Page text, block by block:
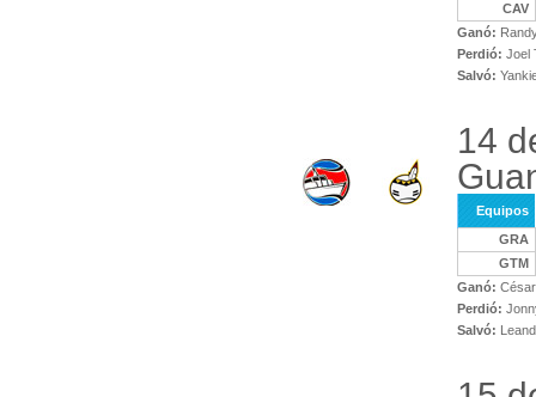
CAV
Ganó:
Perdió: Joel
Salvó:
14
Equipos
GRA
GTM
Ganó:
Perdió:
Salvó: